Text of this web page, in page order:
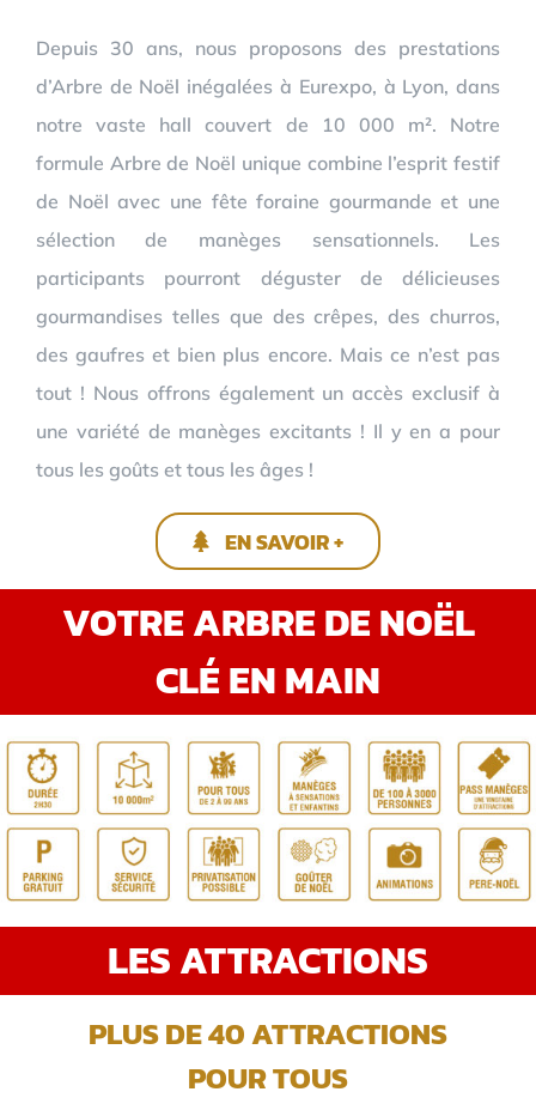
Depuis 30 ans, nous proposons des prestations
d’Arbre de Noël inégalées à Eurexpo, à Lyon, dans
notre vaste hall couvert de 10 000 m². Notre
formule Arbre de Noël unique combine l’esprit festif
de Noël avec une fête foraine gourmande et une
sélection de manèges sensationnels. Les
participants pourront déguster de délicieuses
gourmandises telles que des crêpes, des churros,
des gaufres et bien plus encore. Mais ce n’est pas
tout ! Nous offrons également un accès exclusif à
une variété de manèges excitants ! Il y en a pour
tous les goûts et tous les âges !
EN SAVOIR +
VOTRE ARBRE DE NOËL
CLÉ EN MAIN
LES ATTRACTIONS
PLUS DE 40 ATTRACTIONS
POUR TOUS